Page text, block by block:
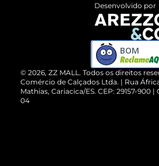
ZZ MALL é confiável
Cartão Presente
Vendas Corporativas
Devolução do Produto
Compre pelo WhatsApp
© 2026, ZZ MALL. Todos os direitos
Comércio de Calçados Ltda. | Rua
Mathias, Cariacica/ES. CEP: 29157-900
04
Desenvolvido por
BOM